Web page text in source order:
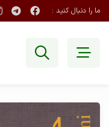
ما را دنبال کنید :